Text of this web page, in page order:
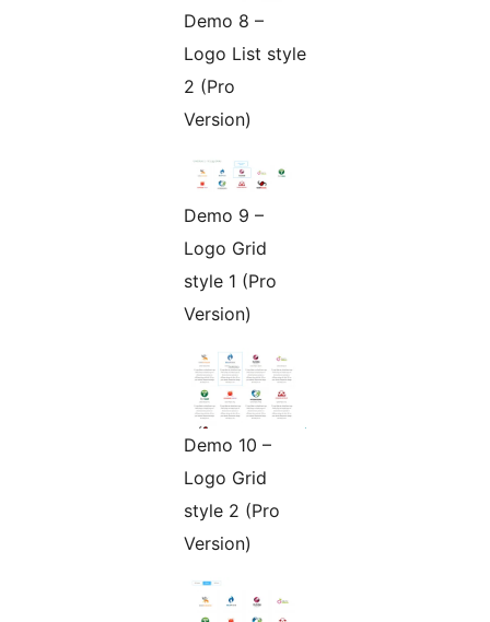
Demo 8 –
Logo List style
2 (Pro
Version)
Demo 9 –
Logo Grid
style 1 (Pro
Version)
Demo 10 –
Logo Grid
style 2 (Pro
Version)